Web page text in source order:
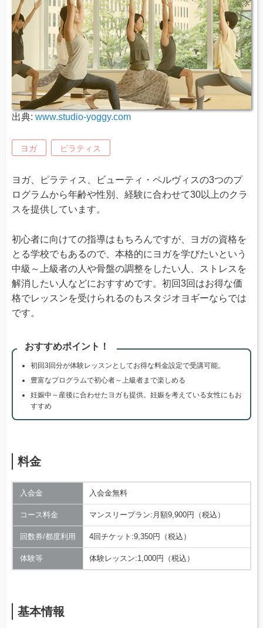
出典: www.studio-yoggy.com
ヨガ ピラティス
ヨガ、ピラティス、ビューティ・ペルヴィスの3つのプ
ログラムから年齢や性別、経験に合わせて30以上のクラ
スを提供しています。
初心者に向けての指導はもちろんですが、ヨガの資格を
とる学校でもあるので、本格的にヨガを学びたいという
中級～上級者の人や骨盤の調整をしたい人、ストレスを
解消したい人などにおすすめです。初回3回はお得な価
格でレッスンを受けられるのもスタジオヨギーならでは
です。
おすすめポイント！
初回3回分が体験レッスンとしてお得な料金設定で受講可能。
豊富なプログラムで初心者～上級者まで楽しめる
妊娠中～産後に合わせたヨガも提供。妊娠を考えている女性にもお
すすめ
料金
入会金 入会金無料
コース料金 マンスリープラン:月額9,900円（税込）
回数券/都度利用 4回チケット:9,350円（税込）
体験等 体験レッスン:1,000円（税込）
基本情報